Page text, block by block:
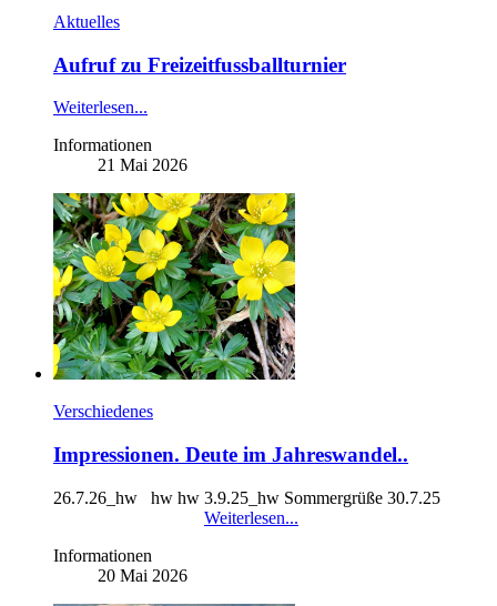
Aktuelles
Aufruf zu Freizeitfussballturnier
Weiterlesen...
Informationen
21 Mai 2026
Verschiedenes
Impressionen. Deute im Jahreswandel..
26.7.26_hw hw hw 3.9.25_hw Sommergrüße 30.7.25
Weiterlesen...
Informationen
20 Mai 2026